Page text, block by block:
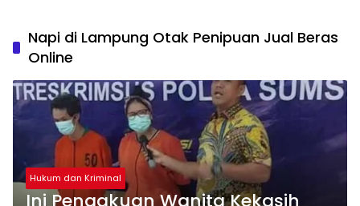
Napi di Lampung Otak Penipuan Jual Beras
Online
Hukum dan Kriminal
Ini Pengakuan Wanita Kekasih